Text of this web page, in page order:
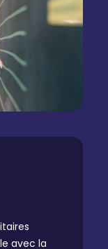
avec la